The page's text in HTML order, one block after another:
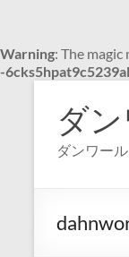
Warning: The
-
ダ
ダンワー